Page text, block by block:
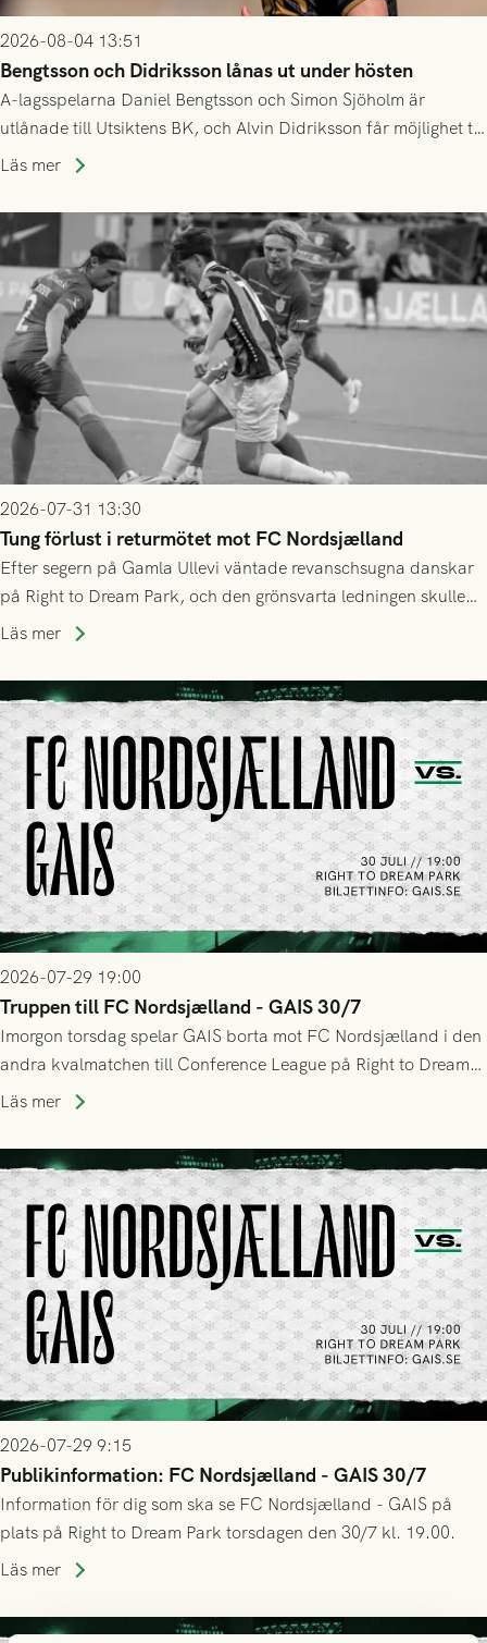
2026-08-04 13:51
Bengtsson och Didriksson lånas ut under hösten
A-lagsspelarna Daniel Bengtsson och Simon Sjöholm är
utlånade till Utsiktens BK, och Alvin Didriksson får möjlighet till
speltid i Hestrafors genom föreningssamarbete.
Läs mer
2026-07-31 13:30
Tung förlust i returmötet mot FC Nordsjælland
Efter segern på Gamla Ullevi väntade revanschsugna danskar
på Right to Dream Park, och den grönsvarta ledningen skulle
upphöra efter mindre än kvarten spelad. På lika mark visade
tennissiffror och det grönsvarta europaäventyret tog slut.
Läs mer
2026-07-29 19:00
Truppen till FC Nordsjælland - GAIS 30/7
Imorgon torsdag spelar GAIS borta mot FC Nordsjælland i den
andra kvalmatchen till Conference League på Right to Dream
Park! Fredrik Holmberg och ledarstaben har tagit ut följande
Läs mer
2026-07-29 9:15
Publikinformation: FC Nordsjælland - GAIS 30/7
Information för dig som ska se FC Nordsjælland - GAIS på
plats på Right to Dream Park torsdagen den 30/7 kl. 19.00.
Läs mer